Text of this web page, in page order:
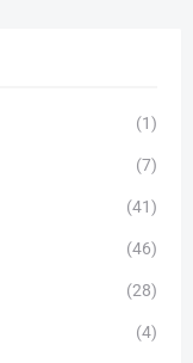
(1)
(7)
(41)
(46)
(28)
(4)